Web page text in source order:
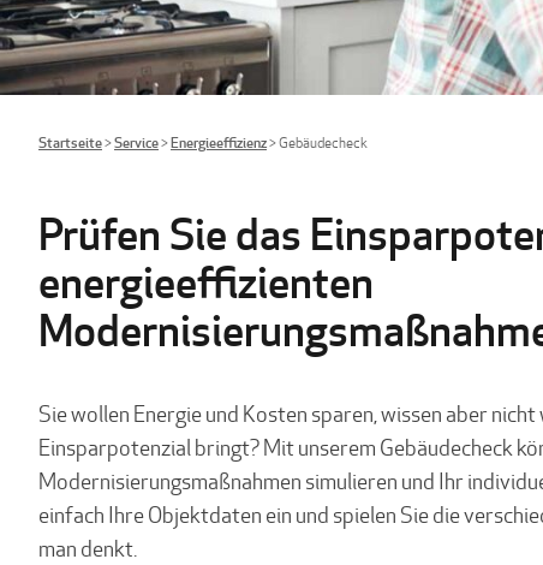
Startseite>Service>Energieeffizienz>Gebäudecheck
Prüfen Sie das
energieeffizienten
Sie wollen Energie und Kosten sparen, wissen aber
Einsparpotenzial bringt? Mit unserem Gebäudecheck
Modernisierungsmaßnahmen simulieren und Ihr
einfach Ihre Objektdaten ein und spielen Sie die
man denkt.